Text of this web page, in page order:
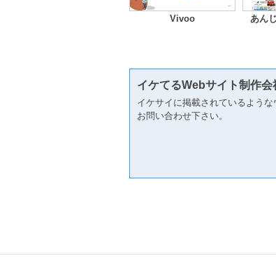
Vivoo あん
イケてるWebサイト制作
イケサイに掲載されているよう
お問い合わせ下さい。